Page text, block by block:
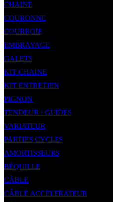
CHAINE
COURONNE
COURROIE
EMBRAYAGE
GALETS
KIT CHAINE
KIT ENTRETIEN
PIGNON
TENDEUR / GUIDES
VARIATEUR
PARTIES CYCLES
AMORTISSEURS
BÉQUILLE
CÂBLE
CÂBLE ACCELERATEUR